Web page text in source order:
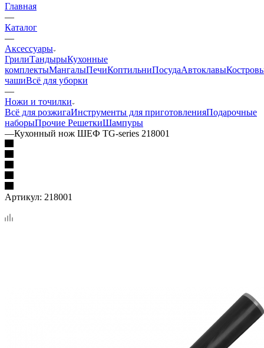
Главная
—
Каталог
—
Аксессуары
ГрилиТандырыКухонные
комплектыМангалыПечиКоптильниПосудаАвтоклавы
чашиВсё для уборки
—
Ножи и точилки
Всё для розжигаИнструменты для приготовленияПодарочные
наборыПрочие РешеткиШампуры
—Кухонный нож ШЕФ TG-series 218001
Артикул: 218001